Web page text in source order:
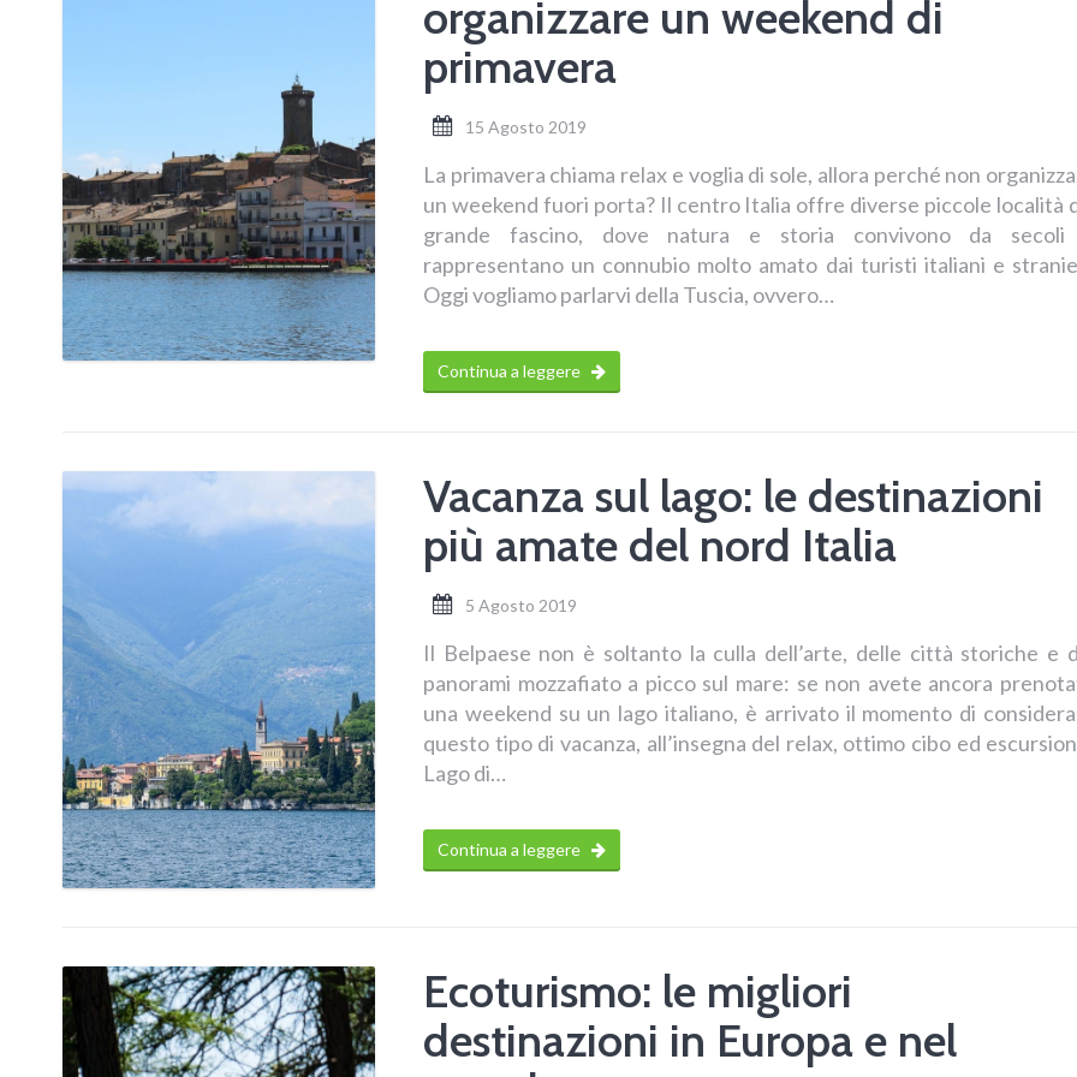
organizzare un weekend di
primavera
15 Agosto 2019
La primavera chiama relax e voglia di sole, allora perché non
un weekend fuori porta? Il centro Italia offre diverse piccole località
grande fascino, dove natura e storia convivono da
rappresentano un connubio molto amato dai turisti italiani e
Oggi vogliamo parlarvi della Tuscia, ovvero…
Continua a leggere
Vacanza sul lago: le destinazioni
più amate del nord Italia
5 Agosto 2019
Il Belpaese non è soltanto la culla dell’arte, delle città storiche e
panorami mozzafiato a picco sul mare: se non avete ancora
una weekend su un lago italiano, è arrivato il momento di
questo tipo di vacanza, all’insegna del relax, ottimo cibo ed
Lago di…
Continua a leggere
Ecoturismo: le migliori
destinazioni in Europa e nel